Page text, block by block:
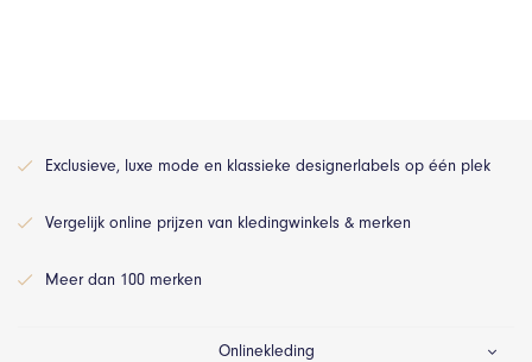
Exclusieve, luxe mode en klassieke designerlabels op één plek
Vergelijk online prijzen van kledingwinkels & merken
Meer dan 100 merken
Onlinekleding